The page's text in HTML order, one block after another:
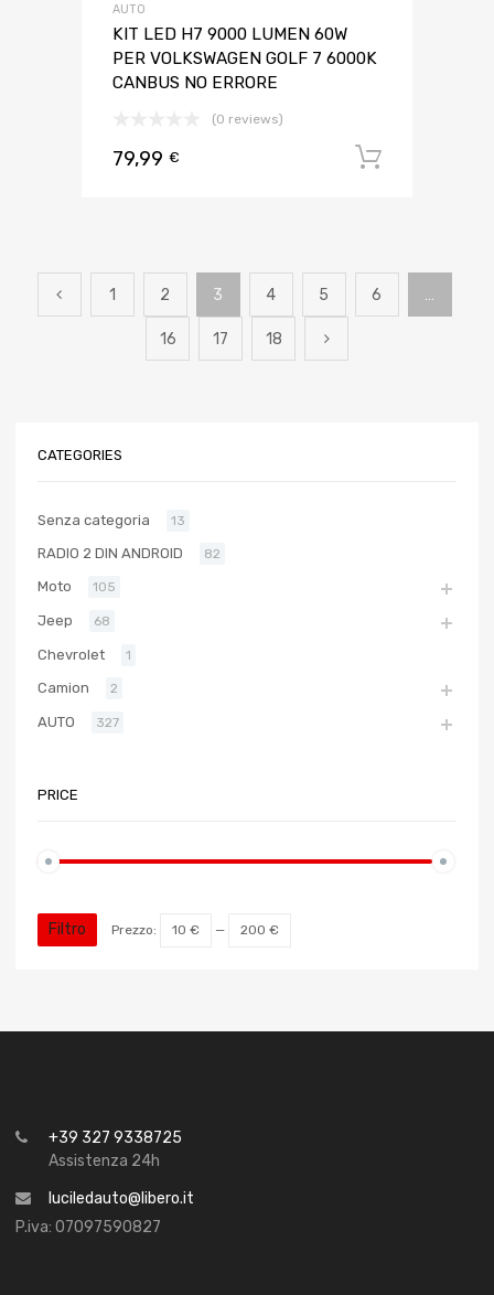
AUTO
KIT LED H7 9000 LUMEN 60W
PER VOLKSWAGEN GOLF 7 6000K
CANBUS NO ERRORE
(0 reviews)
79,99 €
1 2 3 4 5 6 …
16 17 18
CATEGORIES
Senza categoria 13
RADIO 2 DIN ANDROID 82
Moto 105
Jeep 68
Chevrolet 1
Camion 2
AUTO 327
PRICE
Filtro Prezzo: 10 € — 200 €
+39 327 9338725
Assistenza 24h
luciledauto@libero.it
P.iva: 07097590827